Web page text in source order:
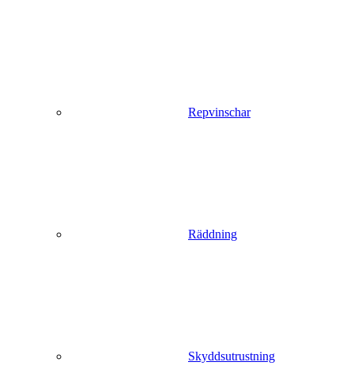
Repvinschar
Räddning
Skyddsutrustning